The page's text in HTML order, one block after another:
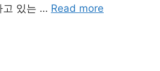
고 있는 … Read more